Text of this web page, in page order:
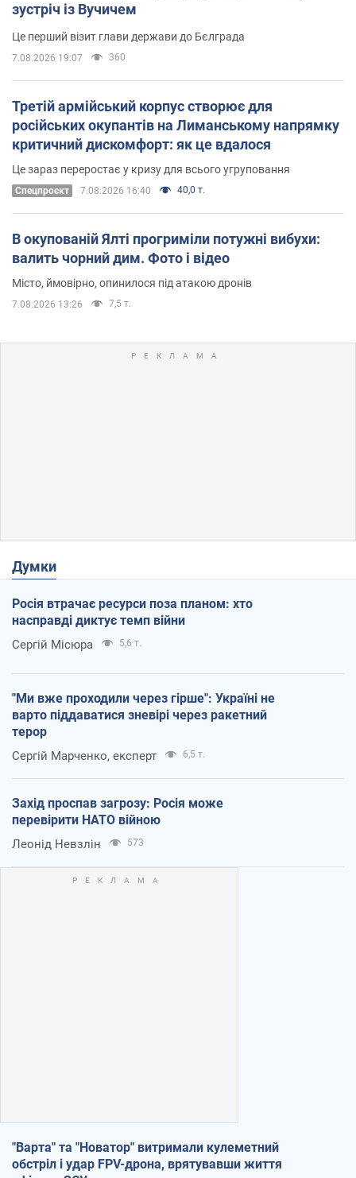
зустріч із Вучичем
Це перший візит глави держави до Бєлграда
7.08.2026 19:07 360
Третій армійський корпус створює для
російських окупантів на Лиманському напрямку
критичний дискомфорт: як це вдалося
Це зараз переростає у кризу для всього угруповання
Cпецпроєкт 7.08.2026 16:40 40,0 т.
В окупованій Ялті прогриміли потужні вибухи:
валить чорний дим. Фото і відео
Місто, ймовірно, опинилося під атакою дронів
7.08.2026 13:26 7,5 т.
Думки
Росія втрачає ресурси поза планом: хто
насправді диктує темп війни
Сергій Місюра 5,6 т.
"Ми вже проходили через гірше": Україні не
варто піддаватися зневірі через ракетний
терор
Сергій Марченко, експерт 6,5 т.
Захід проспав загрозу: Росія може
перевірити НАТО війною
Леонід Невзлін 573
"Варта" та "Новатор" витримали кулеметний
обстріл і удар FPV-дрона, врятувавши життя